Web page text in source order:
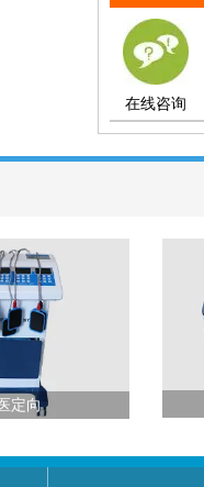
在线咨询
定向